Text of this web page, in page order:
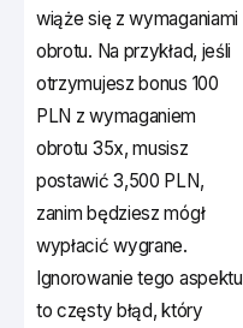
wiąże się z wymaganiami
obrotu. Na przykład, jeśli
otrzymujesz bonus 100
PLN z wymaganiem
obrotu 35x, musisz
postawić 3,500 PLN,
zanim będziesz mógł
wypłacić wygrane.
Ignorowanie tego aspektu
to częsty błąd, który